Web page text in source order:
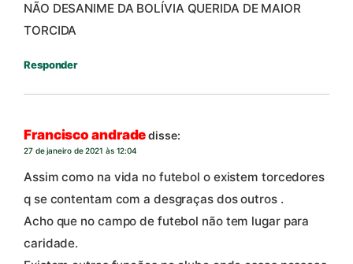
NÃO DESANIME DA BOLÍVIA QUERIDA DE MAIOR
TORCIDA
Responder
Francisco andradedisse:
27 de janeiro de 2021 às 12:04
Assim como na vida no futebol o existem torcedores
q se contentam com a desgraças dos outros .
Acho que no campo de futebol não tem lugar para
caridade.